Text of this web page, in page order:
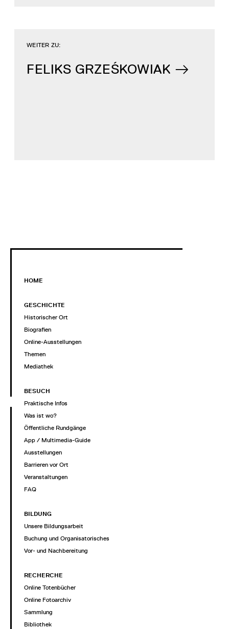
FELIKS GRZEŚKOWIAK
WEITER ZU:
HOME
GESCHICHTE
Historischer Ort
Biografien
Online-Ausstellungen
Themen
Mediathek
BESUCH
Praktische Infos
Was ist wo?
Öffentliche Rundgänge
App / Multimedia-Guide
Ausstellungen
Barrieren vor Ort
Veranstaltungen
FAQ
BILDUNG
Unsere Bildungsarbeit
Buchung und Organisatorisches
Vor- und Nachbereitung
RECHERCHE
Online Totenbücher
Online Fotoarchiv
Sammlung
Bibliothek